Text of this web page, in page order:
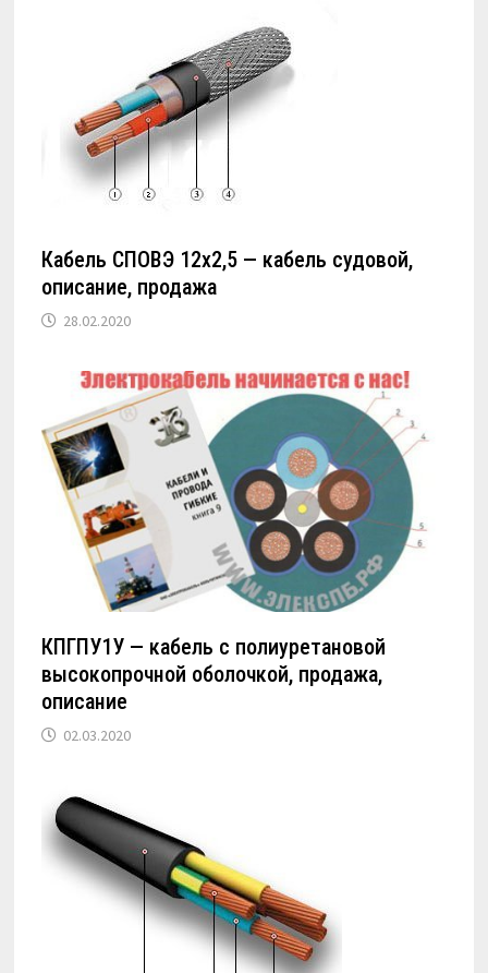
Кабель СПОВЭ 12х2,5 — кабель судовой,
описание, продажа
28.02.2020
КПГПУ1У — кабель с полиуретановой
высокопрочной оболочкой, продажа,
описание
02.03.2020